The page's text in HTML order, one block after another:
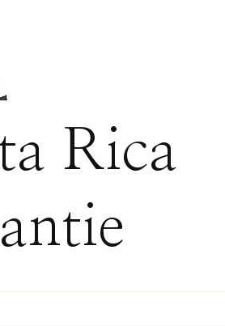
Rica